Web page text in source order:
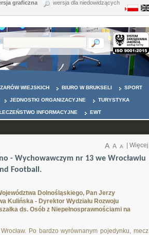
graficzna wersja dla niedowidzących
WIEJSKICH BIURO W BRUKSELI SPORT
JEDNOSTKI ORGANIZACYJNE TURYSTYKA
INFORMACYJNE EWT
Więcej
A A A
- Wychowawczym nr 13 we Wrocławiu
Football.
Dolnośląskiego, Pan Jerzy
Kulińska - Dyrektor Wydziału Rozwoju
ds. Osób z Niepełnosprawnościami na
Po bardzo wyrównanym pojedynku, mecz